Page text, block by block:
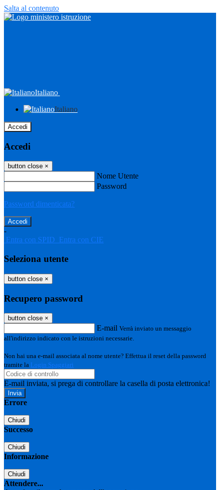
Salta al contenuto
Italiano
Italiano
Accedi
Accedi
button close ×
Nome Utente
Password
Password dimenticata?
-
Entra con SPID Entra con CIE
Seleziona utente
button close ×
Recupero password
button close ×
E-mail Verrà inviato un messaggio
all'indirizzo indicato con le istruzioni necessarie.
Non hai una e-mail associata al nome utente? Effettua il reset della password
tramite la Login Spaggiari
E-mail inviata, si prega di controllare la casella di posta elettronica!
Errore
Chiudi
Successo
Chiudi
Informazione
Chiudi
Attendere...